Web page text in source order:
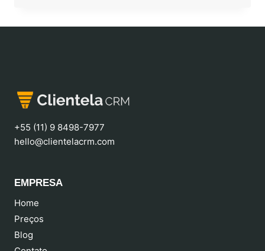
+55 (11) 9 8498-7977
hello@clientelacrm.com
EMPRESA
Home
Preços
Blog